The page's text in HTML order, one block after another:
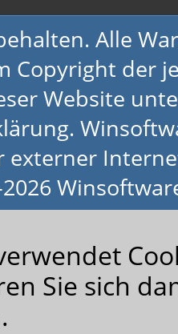
Alle
Copyright der
Website
externer
Sie sich